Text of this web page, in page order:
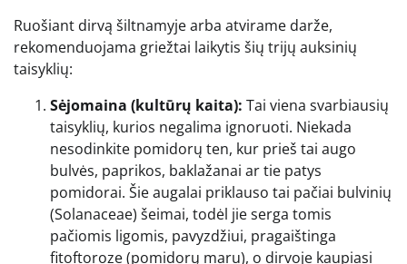
Ruošiant dirvą šiltnamyje arba atvirame darže,
rekomenduojama griežtai laikytis šių trijų auksinių
taisyklių:
Sėjomaina (kultūrų kaita): Tai viena svarbiausių
taisyklių, kurios negalima ignoruoti. Niekada
nesodinkite pomidorų ten, kur prieš tai augo
bulvės, paprikos, baklažanai ar tie patys
pomidorai. Šie augalai priklauso tai pačiai bulvinių
(Solanaceae) šeimai, todėl jie serga tomis
pačiomis ligomis, pavyzdžiui, pragaištinga
fitoftoroze (pomidorų maru), o dirvoje kaupiasi